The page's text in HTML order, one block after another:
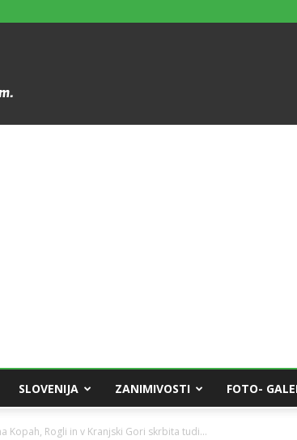
SLOVENIJA ZANIMIVOSTI FOTO-
Kopah, Rogli in v Kranjski Gori skrbita tudi...